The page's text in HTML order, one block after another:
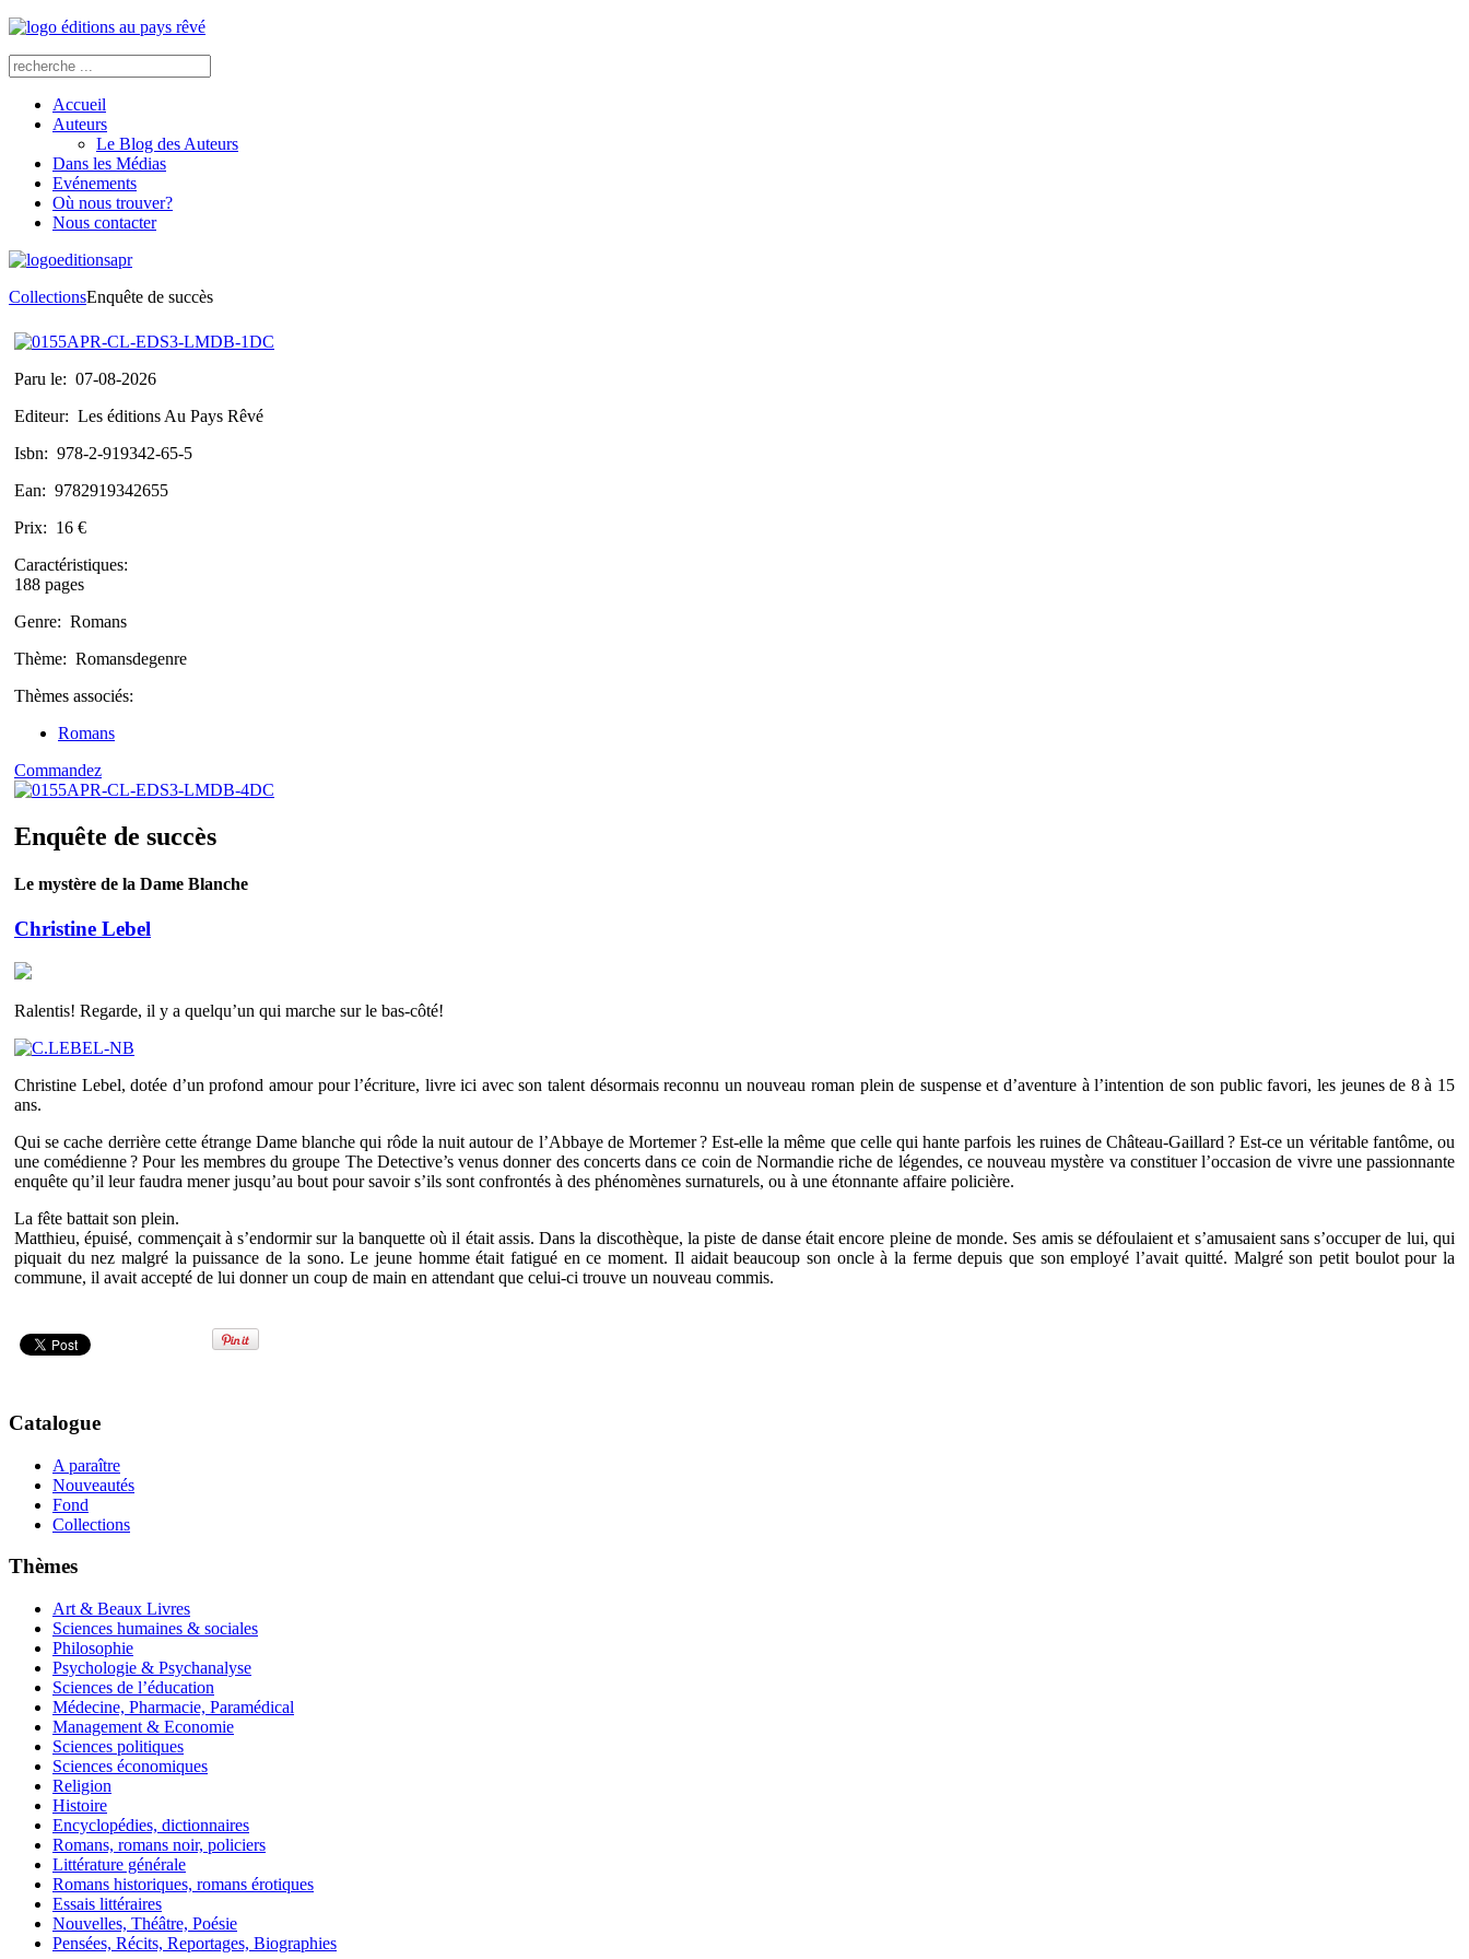
Accueil
Auteurs
Le Blog des Auteurs
Dans les Médias
Evénements
Où nous trouver?
Nous contacter
CollectionsEnquête de succès
Paru le: 07-08-2026
Editeur: Les éditions Au Pays Rêvé
Isbn: 978-2-919342-65-5
Ean: 9782919342655
Prix: 16 €
Caractéristiques:
188 pages
Genre: Romans
Thème: Romansdegenre
Thèmes associés:
Romans
Commandez
Enquête de succès
Le mystère de la Dame Blanche
Christine Lebel
Ralentis! Regarde, il y a quelqu’un qui marche sur le bas-côté!
Christine Lebel, dotée d’un profond amour pour l’écriture, livre ici avec son talent désormais reconnu un nouveau roman plein de suspense et d’aventure à l’intention de son public favori, les jeunes de 8 à 15
ans.
Qui se cache derrière cette étrange Dame blanche qui rôde la nuit autour de l’Abbaye de Mortemer ? Est-elle la même que celle qui hante parfois les ruines de Château-Gaillard ? Est-ce un véritable fantôme, ou
une comédienne ? Pour les membres du groupe The Detective’s venus donner des concerts dans ce coin de Normandie riche de légendes, ce nouveau mystère va constituer l’occasion de vivre une passionnante
enquête qu’il leur faudra mener jusqu’au bout pour savoir s’ils sont confrontés à des phénomènes surnaturels, ou à une étonnante affaire policière.
La fête battait son plein.
Matthieu, épuisé, commençait à s’endormir sur la banquette où il était assis. Dans la discothèque, la piste de danse était encore pleine de monde. Ses amis se défoulaient et s’amusaient sans s’occuper de lui, qui
piquait du nez malgré la puissance de la sono. Le jeune homme était fatigué en ce moment. Il aidait beaucoup son oncle à la ferme depuis que son employé l’avait quitté. Malgré son petit boulot pour la
commune, il avait accepté de lui donner un coup de main en attendant que celui-ci trouve un nouveau commis.
Catalogue
A paraître
Nouveautés
Fond
Collections
Thèmes
Art & Beaux Livres
Sciences humaines & sociales
Philosophie
Psychologie & Psychanalyse
Sciences de l’éducation
Médecine, Pharmacie, Paramédical
Management & Economie
Sciences politiques
Sciences économiques
Religion
Histoire
Encyclopédies, dictionnaires
Romans, romans noir, policiers
Littérature générale
Romans historiques, romans érotiques
Essais littéraires
Nouvelles, Théâtre, Poésie
Pensées, Récits, Reportages, Biographies